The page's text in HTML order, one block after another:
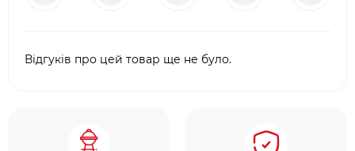
Відгуків про цей товар ще не було.